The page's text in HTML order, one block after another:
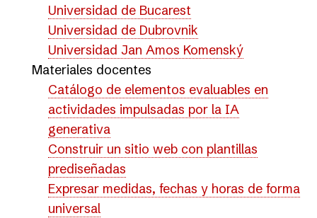
Universidad de Bucarest
Universidad de Dubrovnik
Universidad Jan Amos Komenský
Materiales docentes
Catálogo de elementos evaluables en
actividades impulsadas por la IA
generativa
Construir un sitio web con plantillas
prediseñadas
Expresar medidas, fechas y horas de forma
universal